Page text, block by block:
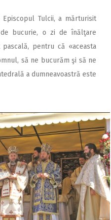
Tulcii, a mărturisit
bucurie, o zi de înălţare
pentru că «aceasta
să ne bucurăm şi să ne
a dumneavoastră este